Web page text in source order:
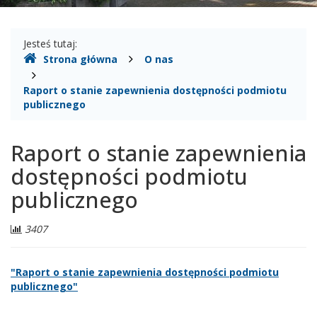
Gdzie
jesteśmy
Jesteś tutaj:
Strona główna
O nas
Raport o stanie zapewnienia dostępności podmiotu
publicznego
Raport o stanie zapewnienia
dostępności podmiotu
publicznego
Liczba
3407
"Raport o stanie zapewnienia dostępności podmiotu
publicznego"